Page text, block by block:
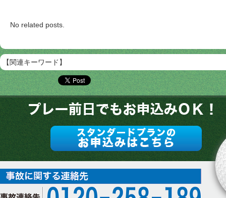
No related posts.
【関連キーワード】